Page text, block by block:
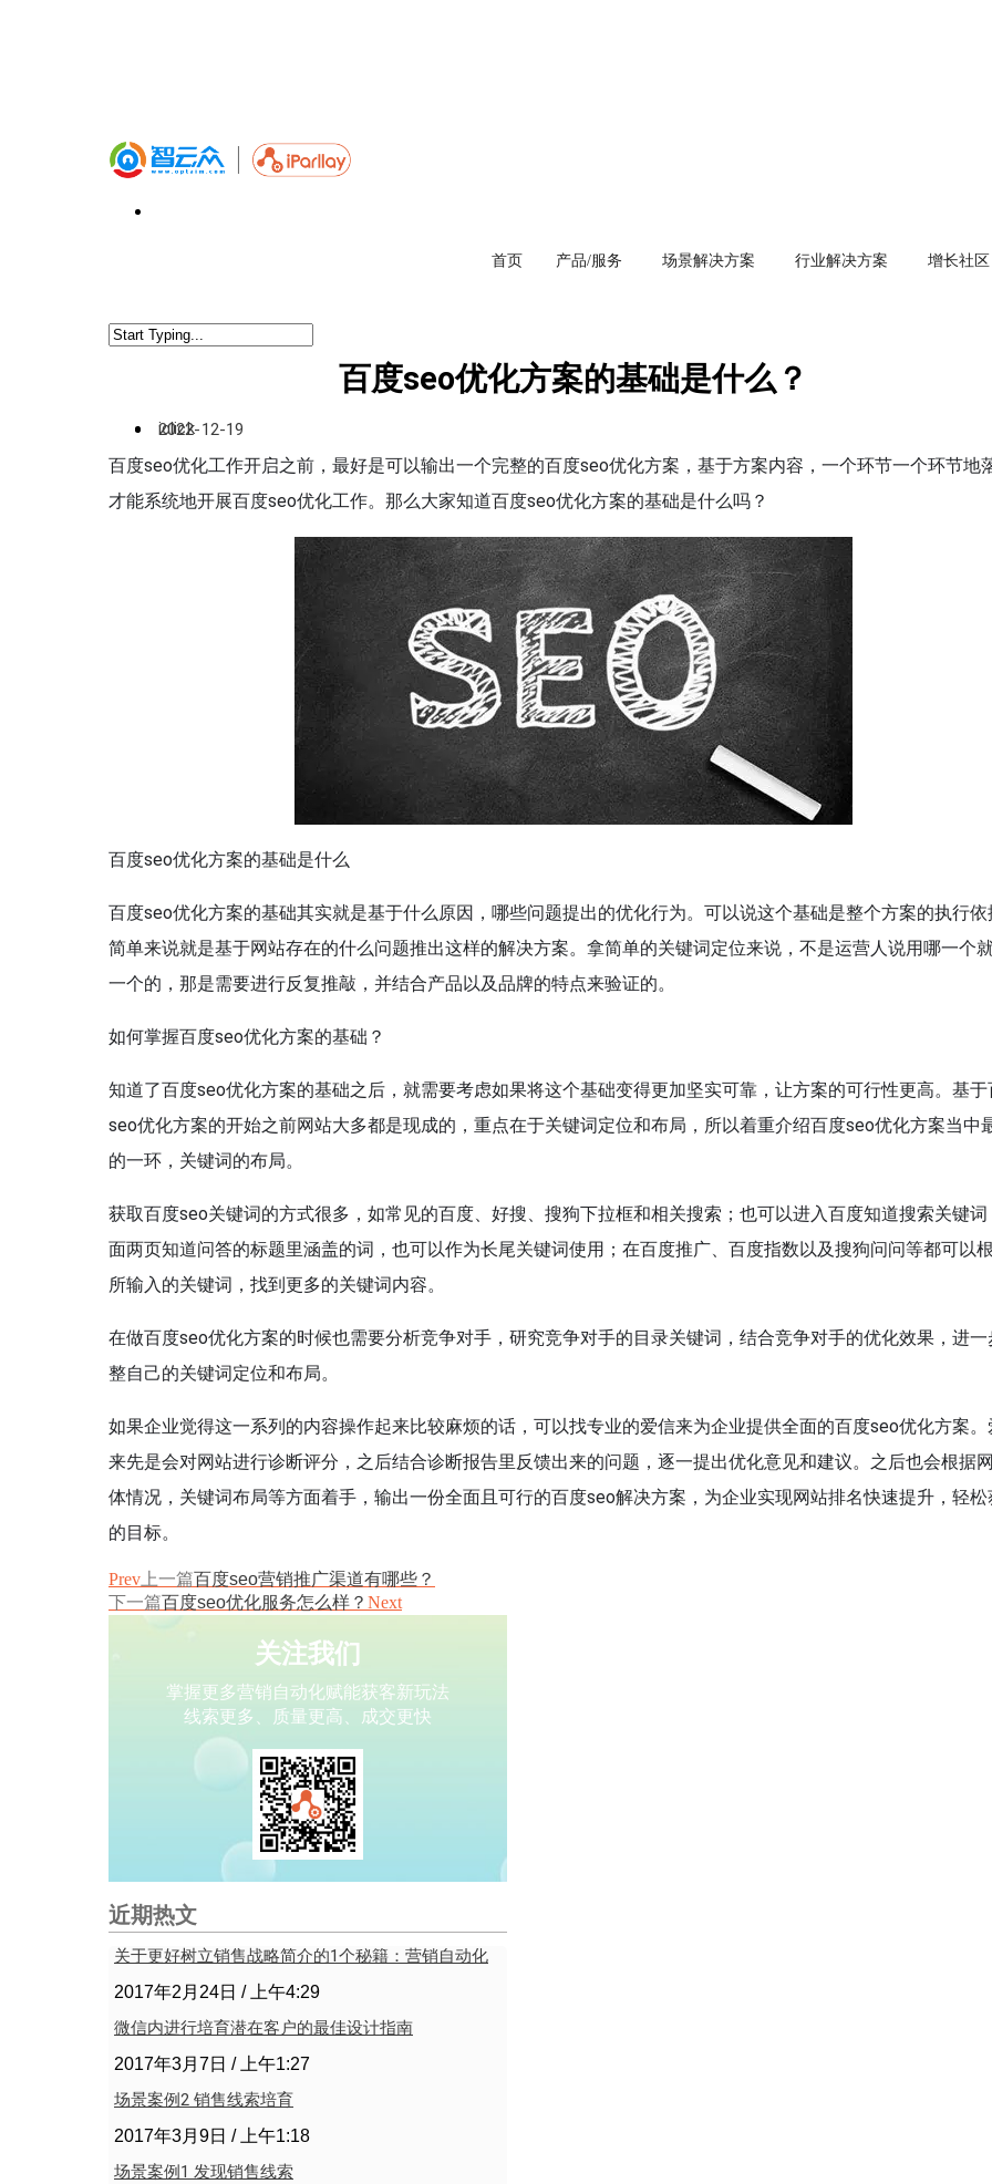
首页 产品/服务 场景解决方案 行业解决方案 增长社区
百度seo优化方案的基础是什么？
iclick
2022-12-19
百度seo优化工作开启之前，最好是可以输出一个完整的百度seo优化方案，基于方案内容，一个环节一个环节地
才能系统地开展百度seo优化工作。那么大家知道百度seo优化方案的基础是什么吗？
百度seo优化方案的基础是什么
百度seo优化方案的基础其实就是基于什么原因，哪些问题提出的优化行为。可以说这个基础是整个方案的执行依
简单来说就是基于网站存在的什么问题推出这样的解决方案。拿简单的关键词定位来说，不是运营人说用哪一个
一个的，那是需要进行反复推敲，并结合产品以及品牌的特点来验证的。
如何掌握百度seo优化方案的基础？
知道了百度seo优化方案的基础之后，就需要考虑如果将这个基础变得更加坚实可靠，让方案的可行性更高。基于
seo优化方案的开始之前网站大多都是现成的，重点在于关键词定位和布局，所以着重介绍百度seo优化方案当中
的一环，关键词的布局。
获取百度seo关键词的方式很多，如常见的百度、好搜、搜狗下拉框和相关搜索；也可以进入百度知道搜索关键词
面两页知道问答的标题里涵盖的词，也可以作为长尾关键词使用；在百度推广、百度指数以及搜狗问问等都可以
所输入的关键词，找到更多的关键词内容。
在做百度seo优化方案的时候也需要分析竞争对手，研究竞争对手的目录关键词，结合竞争对手的优化效果，进一
整自己的关键词定位和布局。
如果企业觉得这一系列的内容操作起来比较麻烦的话，可以找专业的爱信来为企业提供全面的百度seo优化方案。
来先是会对网站进行诊断评分，之后结合诊断报告里反馈出来的问题，逐一提出优化意见和建议。之后也会根据
体情况，关键词布局等方面着手，输出一份全面且可行的百度seo解决方案，为企业实现网站排名快速提升，轻松
的目标。
Prev 上一篇百度seo营销推广渠道有哪些？
下一篇百度seo优化服务怎么样？ Next
关注我们
掌握更多营销自动化赋能获客新玩法
线索更多、质量更高、成交更快
近期热文
关于更好树立销售战略简介的1个秘籍：营销自动化
2017年2月24日 上午4:29
微信内进行培育潜在客户的最佳设计指南
2017年3月7日 上午1:27
场景案例2 销售线索培育
2017年3月9日 上午1:18
场景案例1 发现销售线索